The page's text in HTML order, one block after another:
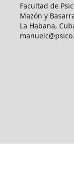
Facultad de
Mazón y
La Habana,